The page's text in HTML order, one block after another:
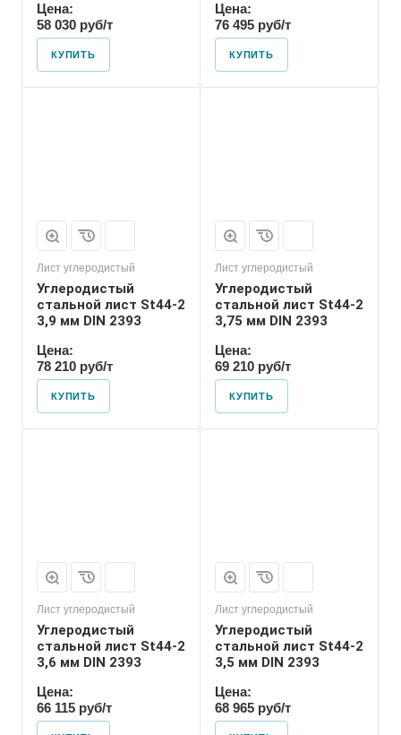
Цена:
58 030 руб/т
КУПИТЬ
Цена:
76 495 руб/т
КУПИТЬ
Лист углеродистый
Углеродистый
стальной лист St44-2
3,9 мм DIN 2393
Цена:
78 210 руб/т
КУПИТЬ
Лист углеродистый
Углеродистый
стальной лист St44-2
3,75 мм DIN 2393
Цена:
69 210 руб/т
КУПИТЬ
Лист углеродистый
Углеродистый
стальной лист St44-2
3,6 мм DIN 2393
Цена:
66 115 руб/т
Лист углеродистый
Углеродистый
стальной лист St44-2
3,5 мм DIN 2393
Цена:
68 965 руб/т